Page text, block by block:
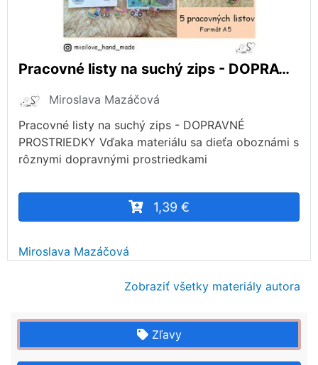
Pracovné listy na suchý zips - DOPRAVNÉ PROSTRIEDKY
Miroslava Mazáčová
Pracovné listy na suchý zips - DOPRAVNÉ
PROSTRIEDKY Vďaka materiálu sa dieťa oboznámi s
rôznymi dopravnými prostriedkami
1,39 €
Miroslava Mazáčová
Zobraziť všetky materiály autora
Zľavy